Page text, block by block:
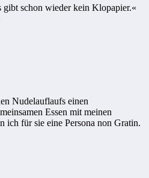
gibt schon wieder kein Klopapier.«
Nudelauflaufs einen
Essen mit meinen
ich für sie eine Persona non Gratin.